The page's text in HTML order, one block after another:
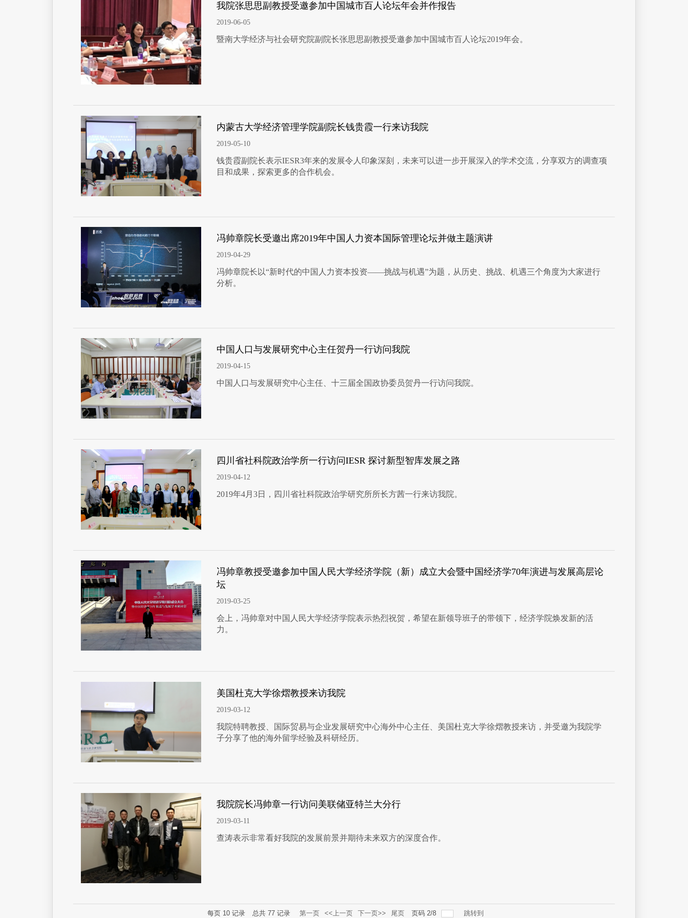
我院张思思副教授受邀参加中国城市百人论坛年会并作报告
2019-06-05
暨南大学经济与社会研究院副院长张思思副教授受邀参加中国城市百人论坛2019年会。
内蒙古大学经济管理学院副院长钱贵霞一行来访我院
2019-05-10
钱贵霞副院长表示IESR3年来的发展令人印象深刻，未来可以进一步开展深入的学术交流，分享双方的调查项
目和成果，探索更多的合作机会。
冯帅章院长受邀出席2019年中国人力资本国际管理论坛并做主题演讲
2019-04-29
冯帅章院长以“新时代的中国人力资本投资——挑战与机遇”为题，从历史、挑战、机遇三个角度为大家进行
分析。
中国人口与发展研究中心主任贺丹一行访问我院
2019-04-15
中国人口与发展研究中心主任、十三届全国政协委员贺丹一行访问我院。
四川省社科院政治学所一行访问IESR 探讨新型智库发展之路
2019-04-12
2019年4月3日，四川省社科院政治学研究所所长方茜一行来访我院。
冯帅章教授受邀参加中国人民大学经济学院（新）成立大会暨中国经济学70年演进与发展高层论
坛
2019-03-25
会上，冯帅章对中国人民大学经济学院表示热烈祝贺，希望在新领导班子的带领下，经济学院焕发新的活
力。
美国杜克大学徐熠教授来访我院
2019-03-12
我院特聘教授、国际贸易与企业发展研究中心海外中心主任、美国杜克大学徐熠教授来访，并受邀为我院学
子分享了他的海外留学经验及科研经历。
我院院长冯帅章一行访问美联储亚特兰大分行
2019-03-11
查涛表示非常看好我院的发展前景并期待未来双方的深度合作。
每页 10 记录 总共 77 记录 第一页 <<上一页 下一页>> 尾页 页码 2/8 跳转到